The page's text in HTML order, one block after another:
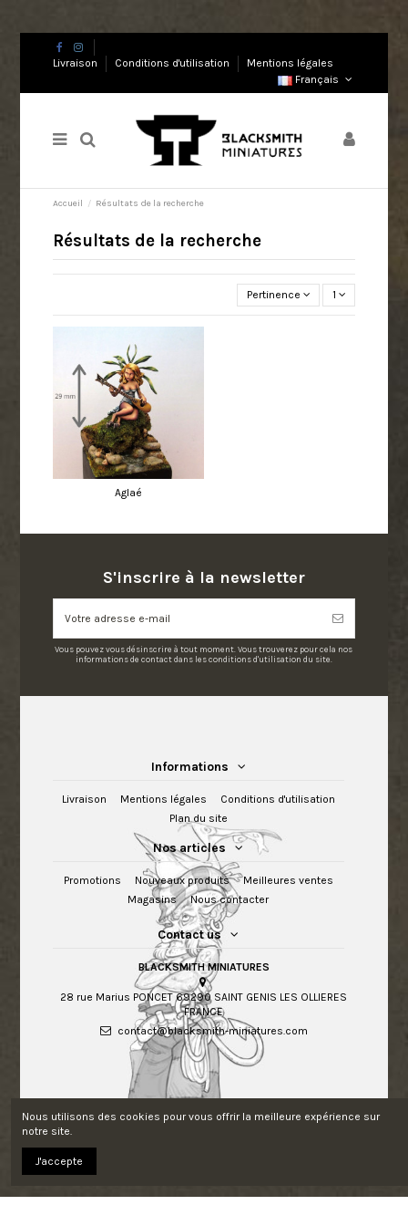
Livraison Conditions d'utilisation
Mentions légales
Français
Accueil Résultats de la recherche
Résultats de la recherche
Pertinence 1
Aglaé
S'inscrire à la newsletter
Vous pouvez vous désinscrire à tout moment. Vous trouverez pour cela nos
informations de contact dans les conditions d'utilisation du site.
Informations
Livraison Mentions légales
Conditions d'utilisation
Plan du site
Nos articles
Promotions Nouveaux produits
Meilleures ventes
Magasins
Nous contacter
Contact us
BLACKSMITH MINIATURES
28 rue Marius PONCET 69290 SAINT GENIS LES OLLIERES
FRANCE
contact@blacksmith-miniatures.com
Nous utilisons des cookies pour vous offrir la meilleure expérience sur
notre site.
J'accepte